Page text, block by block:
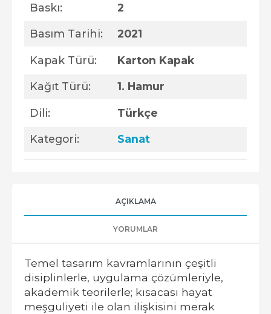
Baskı: 2
Basım Tarihi: 2021
Kapak Türü: Karton Kapak
Kağıt Türü: 1. Hamur
Dili: Türkçe
Kategori: Sanat
AÇIKLAMA
YORUMLAR
Temel tasarım kavramlarının çeşitli
disiplinlerle, uygulama çözümleriyle,
akademik teorilerle; kısacası hayat
meşguliyeti ile olan ilişkisini merak